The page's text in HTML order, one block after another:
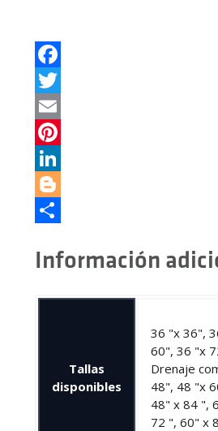
Facebook
Twitter
Email
Pinterest
LinkedIn
Blogger
Información
Tallas
disponibles
36 "x 36",
60", 36 "x
Drenaje
48", 48 "x
48" x 84 ",
72 ", 60" x